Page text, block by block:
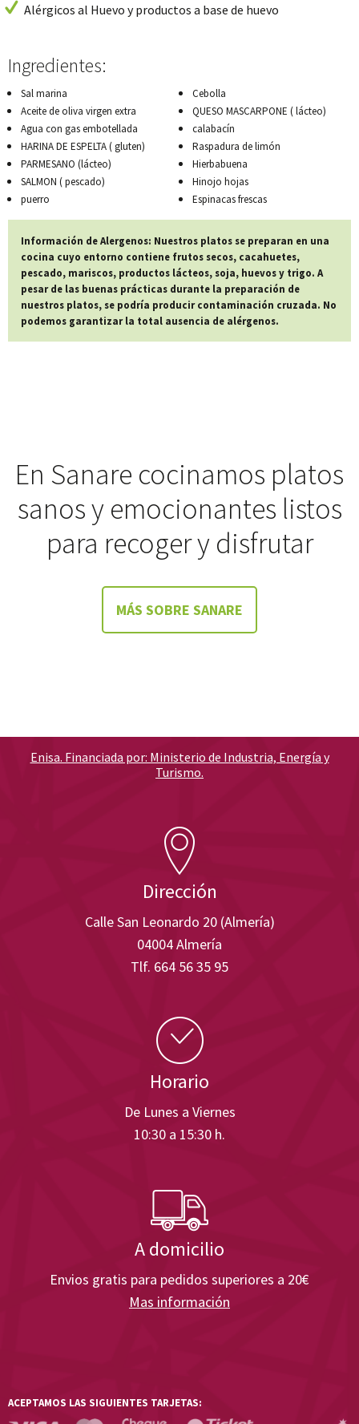
Alérgicos al Huevo y productos a base de huevo
Ingredientes:
Sal marina
Aceite de oliva virgen extra
Agua con gas embotellada
HARINA DE ESPELTA ( gluten)
PARMESANO (lácteo)
SALMON ( pescado)
puerro
Cebolla
QUESO MASCARPONE ( lácteo)
calabacín
Raspadura de limón
Hierbabuena
Hinojo hojas
Espinacas frescas
Información de Alergenos: Nuestros platos se preparan en una
cocina cuyo entorno contiene frutos secos, cacahuetes,
pescado, mariscos, productos lácteos, soja, huevos y trigo. A
pesar de las buenas prácticas durante la preparación de
nuestros platos, se podría producir contaminación cruzada. No
podemos garantizar la total ausencia de alérgenos.
En Sanare cocinamos platos
sanos y emocionantes listos
para recoger y disfrutar
MÁS SOBRE SANARE
Dirección
Calle San Leonardo 20 (Almería)
04004 Almería
Tlf. 664 56 35 95
Horario
De Lunes a Viernes
10:30 a 15:30 h.
A domicilio
Envios gratis para pedidos superiores a 20€
Mas información
Enisa. Financiada por: Ministerio de Industria, Energía y
Turismo.
ACEPTAMOS LAS SIGUIENTES TARJETAS: